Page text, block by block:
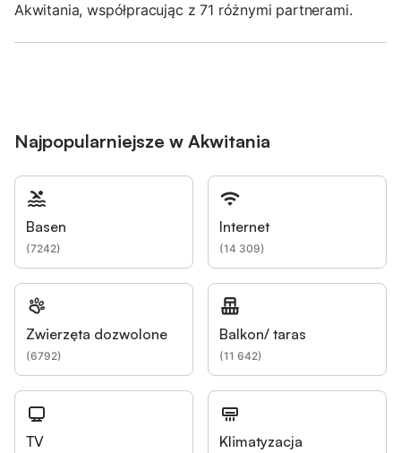
Akwitania, współpracując z 71 różnymi partnerami.
Najpopularniejsze w Akwitania
Basen
(7242)
Internet
(14 309)
Zwierzęta dozwolone
(6792)
Balkon/ taras
(11 642)
TV Klimatyzacja